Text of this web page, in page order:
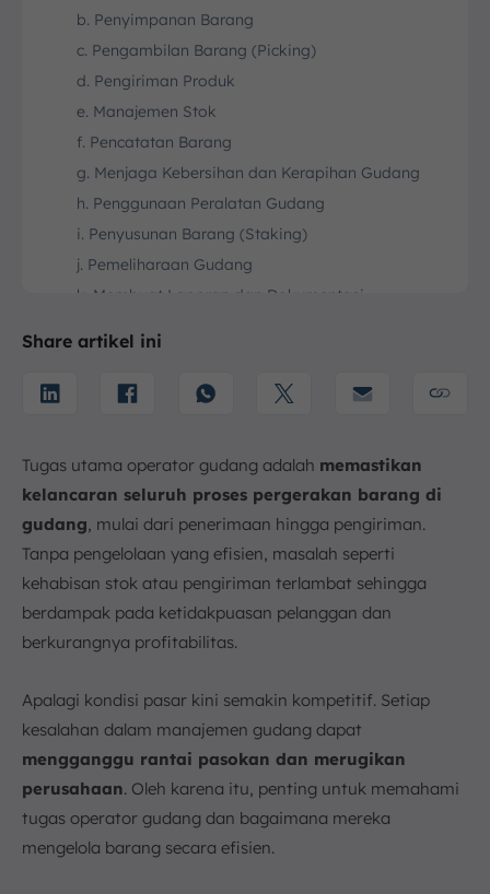
b. Penyimpanan Barang
c. Pengambilan Barang (Picking)
d. Pengiriman Produk
e. Manajemen Stok
f. Pencatatan Barang
g. Menjaga Kebersihan dan Kerapihan Gudang
h. Penggunaan Peralatan Gudang
i. Penyusunan Barang (Staking)
j. Pemeliharaan Gudang
k. Membuat Laporan dan Dokumentasi
a. Optimalisasi Ruang Penyimpanan
d. Pencegahan Overstock dan Stockout
e. Pengelolaan Retur Barang
5. Keterampilan yang Dibutuhkan Operator Gudang
a. Pengetahuan Teknis
c. Kemampuan Pemecahan Masalah
e. Kemampuan Beradaptasi
f. Kemampuan Bekerja dalam Tim
g. Kesadaran Keselamatan
6. Tips Tingkatkan Efisiensi Tugas Operator Gudang
a. Memberikan Pelatihan secara Berkala
b. Tetapkan Standar Operasional yang Jelas
Share artikel ini
Tugas utama operator gudang adalah memastikan
kelancaran seluruh proses pergerakan barang di
gudang, mulai dari penerimaan hingga pengiriman.
Tanpa pengelolaan yang efisien, masalah seperti
kehabisan stok atau pengiriman terlambat sehingga
berdampak pada ketidakpuasan pelanggan dan
berkurangnya profitabilitas.
Apalagi kondisi pasar kini semakin kompetitif. Setiap
kesalahan dalam manajemen gudang dapat
mengganggu rantai pasokan dan merugikan
perusahaan. Oleh karena itu, penting untuk memahami
tugas operator gudang dan bagaimana mereka
mengelola barang secara efisien.